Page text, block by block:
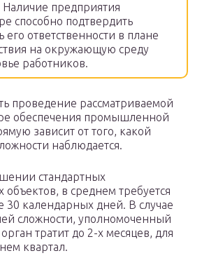
Наличие предприятия
способно подтвердить
его ответственности в плане
на окружающую среду
работников.
проведение рассматриваемой
обеспечения промышленной
зависит от того, какой
наблюдается.
стандартных
объектов, в среднем требуется
30 календарных дней. В случае
сложности, уполномоченный
тратит до 2-х месяцев, для
квартал.